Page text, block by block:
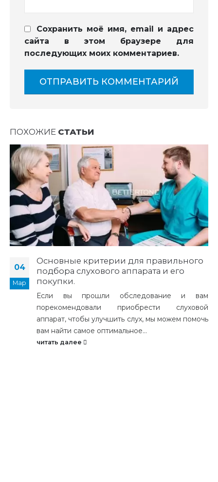
Сохранить моё имя, email и адрес
сайта в этом браузере для
последующих моих комментариев.
ПОХОЖИЕ СТАТЬИ
04
Мар
Основные критерии для правильного
подбора слухового аппарата и его
покупки.
Если вы прошли обследование и вам
порекомендовали приобрести слуховой
аппарат, чтобы улучшить слух, мы можем помочь
вам найти самое оптимальное...
читать далее